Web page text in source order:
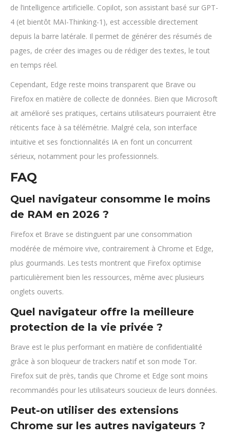
de l’intelligence artificielle. Copilot, son assistant basé sur GPT-
4 (et bientôt MAI-Thinking-1), est accessible directement
depuis la barre latérale. Il permet de générer des résumés de
pages, de créer des images ou de rédiger des textes, le tout
en temps réel.
Cependant, Edge reste moins transparent que Brave ou
Firefox en matière de collecte de données. Bien que Microsoft
ait amélioré ses pratiques, certains utilisateurs pourraient être
réticents face à sa télémétrie. Malgré cela, son interface
intuitive et ses fonctionnalités IA en font un concurrent
sérieux, notamment pour les professionnels.
FAQ
Quel navigateur consomme le moins
de RAM en 2026 ?
Firefox et Brave se distinguent par une consommation
modérée de mémoire vive, contrairement à Chrome et Edge,
plus gourmands. Les tests montrent que Firefox optimise
particulièrement bien les ressources, même avec plusieurs
onglets ouverts.
Quel navigateur offre la meilleure
protection de la vie privée ?
Brave est le plus performant en matière de confidentialité
grâce à son bloqueur de trackers natif et son mode Tor.
Firefox suit de près, tandis que Chrome et Edge sont moins
recommandés pour les utilisateurs soucieux de leurs données.
Peut-on utiliser des extensions
Chrome sur les autres navigateurs ?